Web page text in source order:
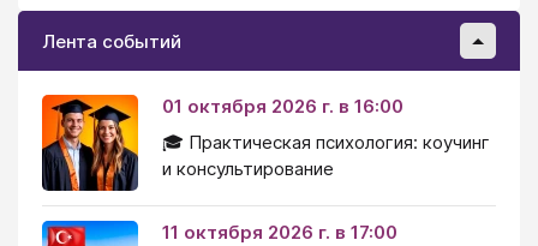
Лента событий
01 октября 2026 г. в 16:00
🎓 Практическая психология: коучинг
и консультирование
11 октября 2026 г. в 17:00